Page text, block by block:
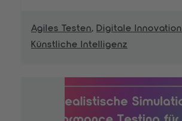
Agiles Testen, Digitale Innovation
Künstliche Intelligenz